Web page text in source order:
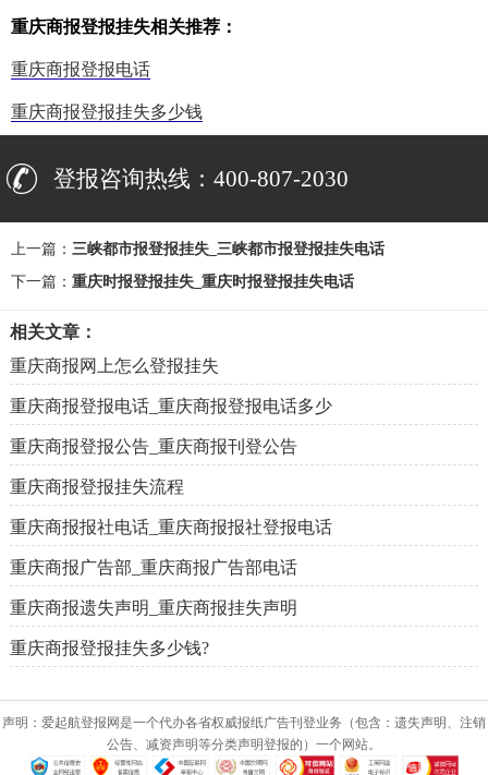
重庆商报登报挂失相关推荐：
重庆商报登报电话
重庆商报登报挂失多少钱
登报咨询热线：400-807-2030
上一篇： 三峡都市报登报挂失_三峡都市报登报挂失电话
下一篇： 重庆时报登报挂失_重庆时报登报挂失电话
相关文章：
重庆商报网上怎么登报挂失
重庆商报登报电话_重庆商报登报电话多少
重庆商报登报公告_重庆商报刊登公告
重庆商报登报挂失流程
重庆商报报社电话_重庆商报报社登报电话
重庆商报广告部_重庆商报广告部电话
重庆商报遗失声明_重庆商报挂失声明
重庆商报登报挂失多少钱?
声明：爱起航登报网是一个代办各省权威报纸广告刊登业务（包含：遗失声明、注销
公告、减资声明等分类声明登报的）一个网站。